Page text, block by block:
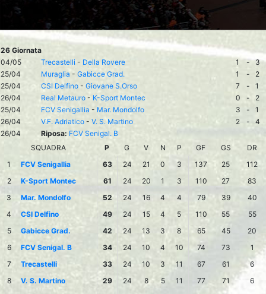
26 Giornata
04/05
Trecastelli - Della Rovere 1 -
3
25/04
Muraglia - Gabicce Grad. 1 -
2
25/04
CSI Delfino - Giovane S.Orso 7 -
1
26/04
Real Metauro - K-Sport Montec 0 -
2
25/04
FCV Senigallia - Mar. Mondolfo 3 -
1
26/04
V.F. Adriatico - V. S. Martino 2 -
4
26/04
Riposa: FCV Senigal. B
SQUADRA
P G V N P GF GS
DR
1
FCV Senigallia 63 24 21 0 3 137 25
112
2
K-Sport Montec 61 24 20 1 3 110 27
83
3
Mar. Mondolfo 52 24 16 4 4 79 39
40
4
CSI Delfino 49 24 15 4 5 110 55
55
5
Gabicce Grad. 42 24 13 3 8 65 45
20
6
FCV Senigal. B 34 24 10 4 10 74 73
1
7
Trecastelli 33 24 10 3 11 67 61
6
8
V. S. Martino 29 24 8 5 11 77 71
6